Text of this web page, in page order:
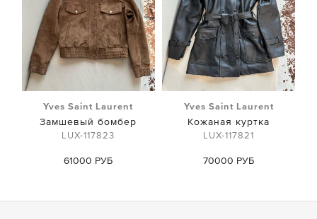
Yves Saint Laurent
Замшевый бомбер
LUX-117823
61000 РУБ
Yves Saint Laurent
Кожаная куртка
LUX-117821
70000 РУБ